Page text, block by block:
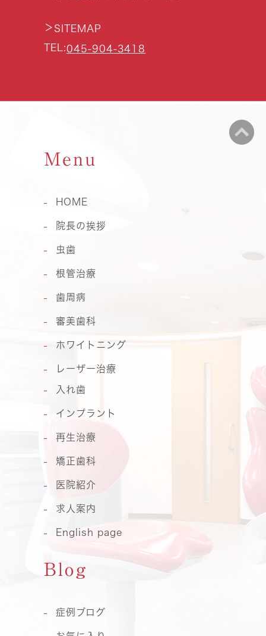
＞ SITEMAP
TEL:045-904-3418
Menu
HOME
院長の挨拶
虫歯
根管治療
歯周病
審美歯科
ホワイトニング
レーザー治療
入れ歯
インプラント
再生治療
矯正歯科
医院紹介
求人案内
English page
Blog
症例ブログ